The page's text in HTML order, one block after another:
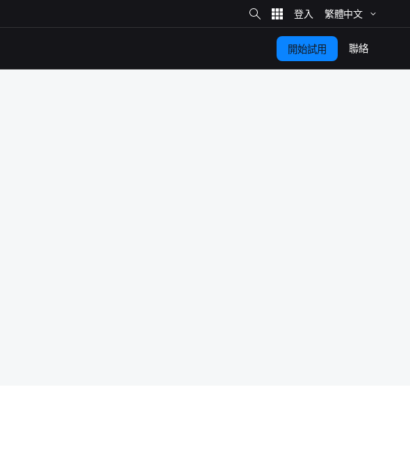
網
站
​搜
繁體​中文
開始​試用 聯絡